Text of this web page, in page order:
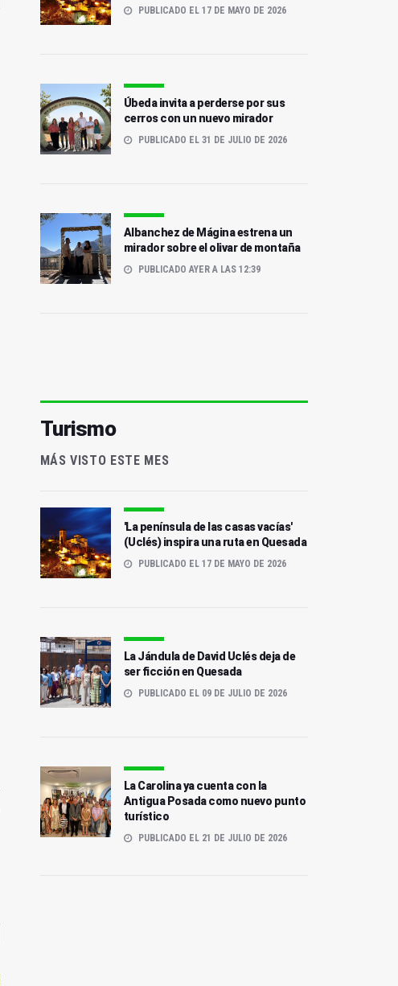
PUBLICADO EL 17 DE MAYO DE 2026
Úbeda invita a perderse por sus
cerros con un nuevo mirador
PUBLICADO EL 31 DE JULIO DE 2026
Albanchez de Mágina estrena un
mirador sobre el olivar de montaña
PUBLICADO AYER A LAS 12:39
Turismo
MÁS VISTO ESTE MES
'La península de las casas vacías'
(Uclés) inspira una ruta en Quesada
PUBLICADO EL 17 DE MAYO DE 2026
La Jándula de David Uclés deja de
ser ficción en Quesada
PUBLICADO EL 09 DE JULIO DE 2026
La Carolina ya cuenta con la
Antigua Posada como nuevo punto
turístico
PUBLICADO EL 21 DE JULIO DE 2026